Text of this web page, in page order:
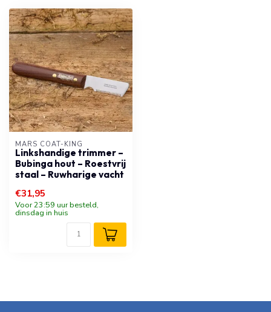
MARS COAT-KING
Linkshandige trimmer –
Bubinga hout – Roestvrij
staal – Ruwharige vacht
€31,95
Voor 23:59 uur besteld,
dinsdag in huis